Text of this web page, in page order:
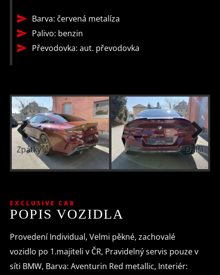
Barva: červená metalíza
Palivo: benzin
Převodovka: aut. převodovka
airbag
stabilizace podvozku
asistent rozjezdu do
kopce (HSA)
ukazatel rychlostního
limitu (SLIF)
hlídání jízdního
hlídání
asistent jízdy v
asistent změny jízdního
pruhu
Zpátky Další
EXCLUSIVE CAR
POPIS VOZIDLA
Provedení Individual, Velmi pěkné, zachovalé
vozidlo po 1.majiteli v ČR, Pravidelný servis pouze v
síti BMW, Barva: Aventurin Red metallic, Interiér: